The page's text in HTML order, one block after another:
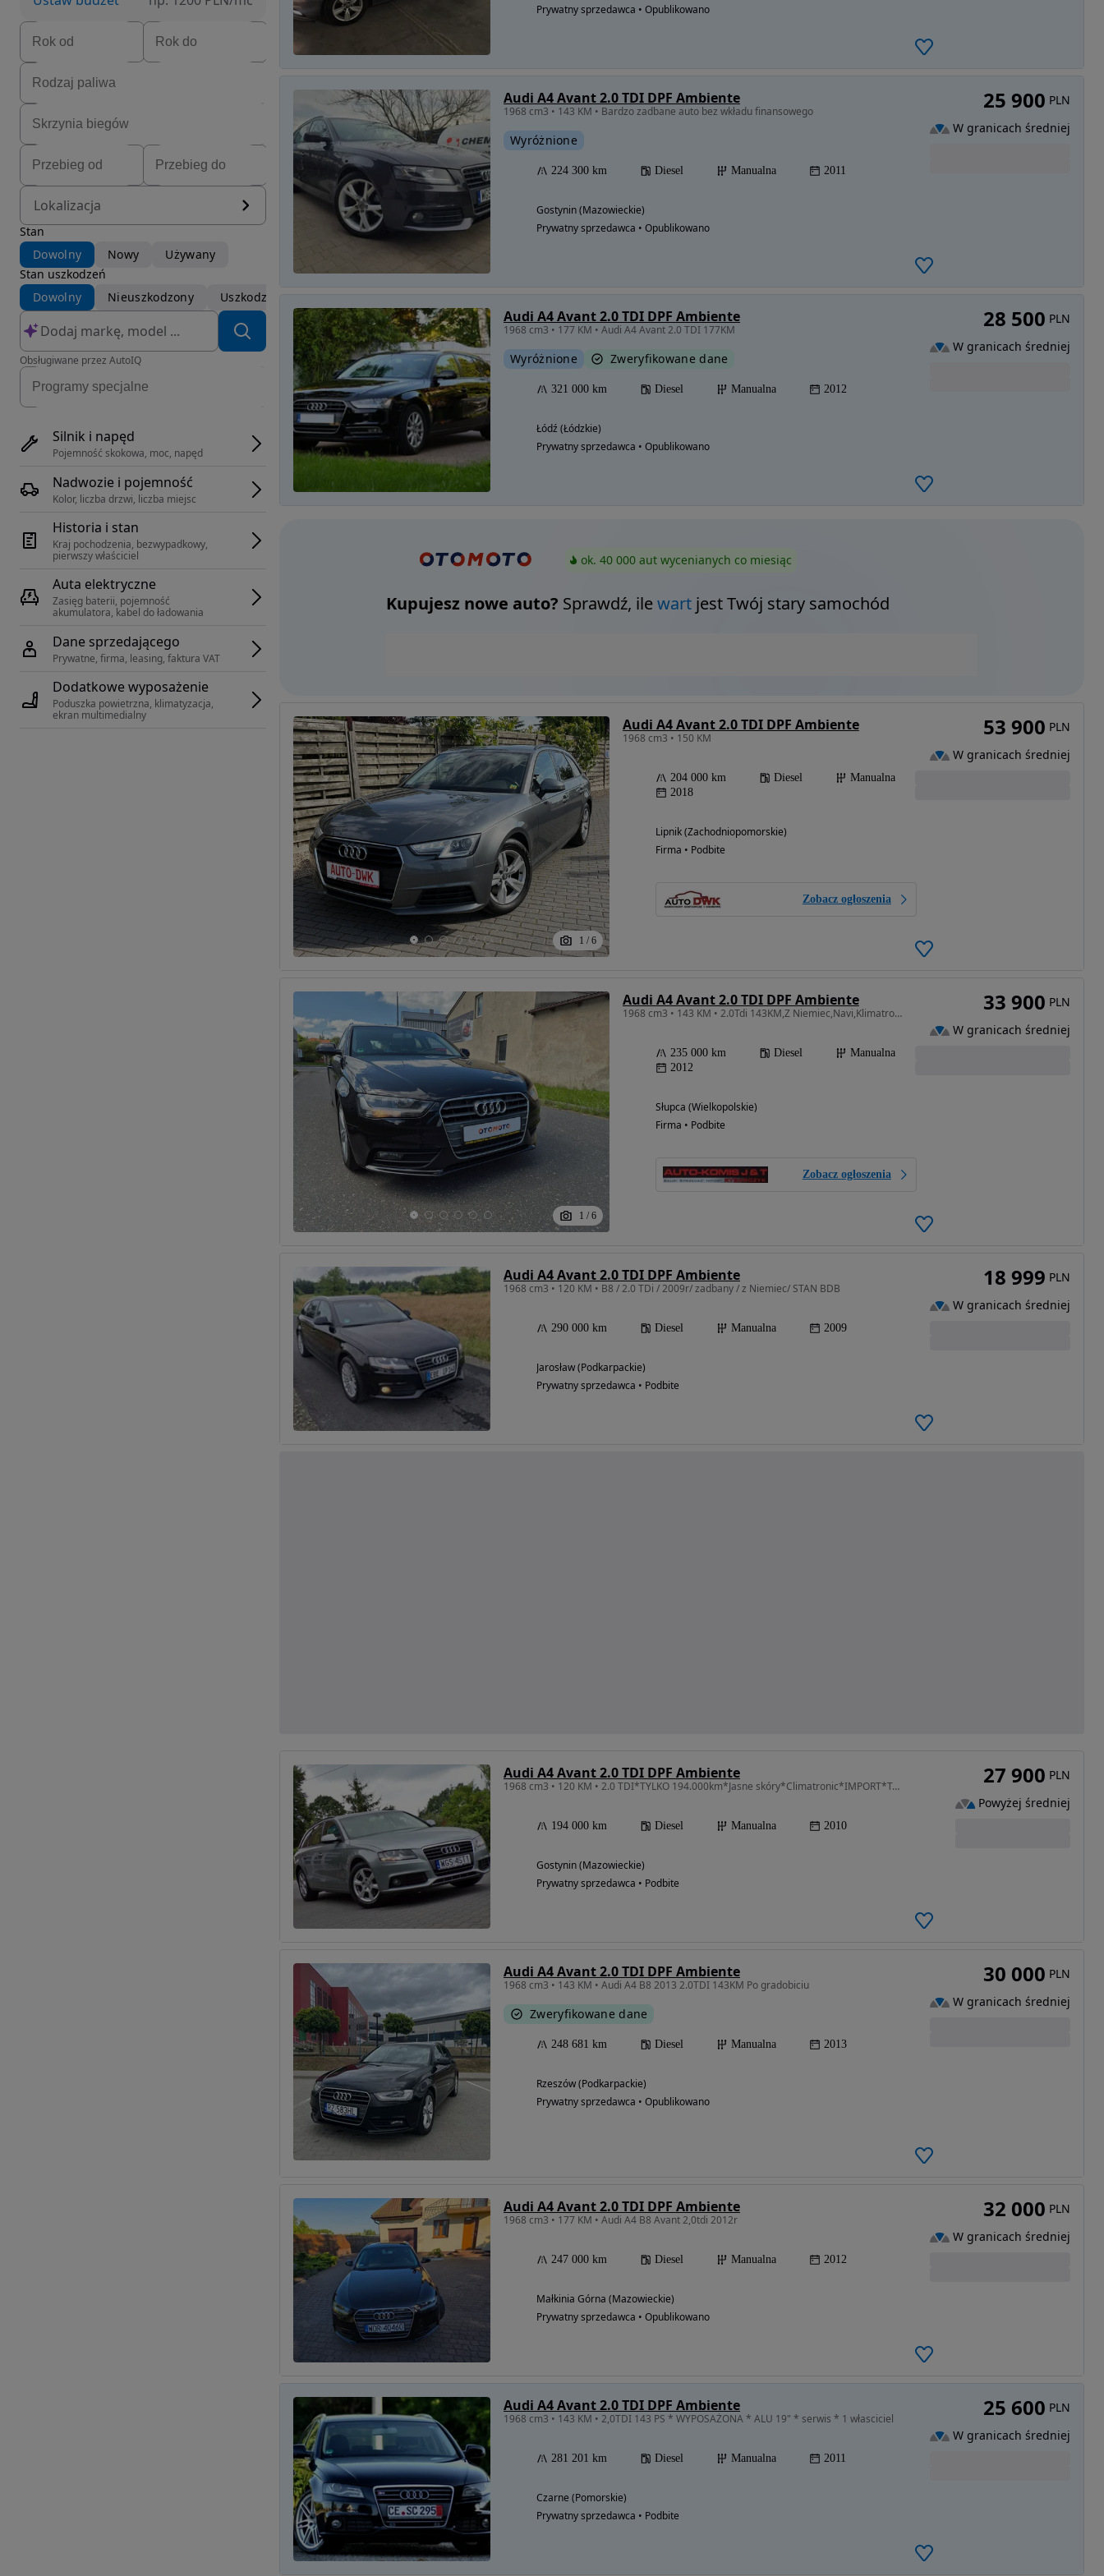
Lokalizacja
Stan
Dowolny
Nowy
Używany
Stan uszkodzeń
Dowolny
Nieuszkodzony Uszkodzony
Obsługiwane przez AutoIQ
Silnik i napęd
Pojemność skokowa, moc, napęd
Nadwozie i pojemność
Kolor, liczba drzwi, liczba miejsc
Historia i stan
Kraj pochodzenia, bezwypadkowy,
pierwszy właściciel
Auta elektryczne
Zasięg baterii, pojemność
akumulatora, kabel do ładowania
Dane sprzedającego
Prywatne, firma, leasing, faktura VAT
Dodatkowe wyposażenie
Poduszka powietrzna, klimatyzacja,
ekran multimedialny
Prywatny sprzedawca • Opublikowano
Audi A4 Avant 2.0 TDI DPF Ambiente
1968 cm3 • 143 KM • Bardzo zadbane auto bez wkładu finansowego
Wyróżnione
224 300 km Diesel Manualna 2011
Gostynin (Mazowieckie)
Prywatny sprzedawca • Opublikowano
25 900 PLN
W granicach średniej
Audi A4 Avant 2.0 TDI DPF Ambiente
1968 cm3 • 177 KM • Audi A4 Avant 2.0 TDI 177KM
Wyróżnione Zweryfikowane dane
321 000 km Diesel Manualna 2012
Łódź (Łódzkie)
Prywatny sprzedawca • Opublikowano
28 500 PLN
W granicach średniej
ok. 40 000 aut wycenianych co miesiąc
Kupujesz nowe auto? Sprawdź, ilewartjest Twój stary samochód
1 / 6
Audi A4 Avant 2.0 TDI DPF Ambiente
1968 cm3 • 150 KM
204 000 km Diesel
Manualna
2018
Lipnik (Zachodniopomorskie)
Firma • Podbite
Zobacz ogłoszenia
53 900 PLN
W granicach średniej
1 / 6
Audi A4 Avant 2.0 TDI DPF Ambiente
1968 cm3 • 143 KM • 2.0Tdi 143KM,Z Niemiec,Navi,Klimatronik,Lift,Do Końca serwisowana!
235 000 km Diesel
Manualna
2012
Słupca (Wielkopolskie)
Firma • Podbite
Zobacz ogłoszenia
33 900 PLN
W granicach średniej
Audi A4 Avant 2.0 TDI DPF Ambiente
1968 cm3 • 120 KM • B8 / 2.0 TDi / 2009r/ zadbany / z Niemiec/ STAN BDB
290 000 km Diesel Manualna 2009
Jarosław (Podkarpackie)
Prywatny sprzedawca • Podbite
18 999 PLN
W granicach średniej
Audi A4 Avant 2.0 TDI DPF Ambiente
1968 cm3 • 120 KM • 2.0 TDI*TYLKO 194.000km*Jasne skóry*Climatronic*IMPORT*TablicePL
194 000 km Diesel Manualna 2010
Gostynin (Mazowieckie)
Prywatny sprzedawca • Podbite
27 900 PLN
Powyżej średniej
Audi A4 Avant 2.0 TDI DPF Ambiente
1968 cm3 • 143 KM • Audi A4 B8 2013 2.0TDI 143KM Po gradobiciu
Zweryfikowane dane
248 681 km Diesel Manualna 2013
Rzeszów (Podkarpackie)
Prywatny sprzedawca • Opublikowano
30 000 PLN
W granicach średniej
Audi A4 Avant 2.0 TDI DPF Ambiente
1968 cm3 • 177 KM • Audi A4 B8 Avant 2,0tdi 2012r
247 000 km Diesel Manualna 2012
Małkinia Górna (Mazowieckie)
Prywatny sprzedawca • Opublikowano
32 000 PLN
W granicach średniej
Audi A4 Avant 2.0 TDI DPF Ambiente
1968 cm3 • 143 KM • 2,0TDI 143 PS * WYPOSAŻONA * ALU 19" * serwis * 1 własciciel
281 201 km Diesel Manualna 2011
Czarne (Pomorskie)
Prywatny sprzedawca • Podbite
25 600 PLN
W granicach średniej